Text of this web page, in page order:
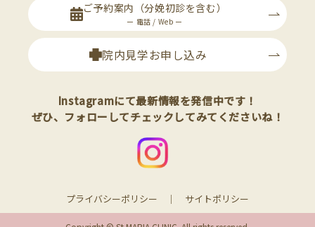
ご予約案内 （分娩初診を含む）
ー 電話 / Web ー
院内見学お申し込み
Instagramにて最新情報を発信中です！
ぜひ、フォローしてチェックしてみてくださいね！
プライバシーポリシー サイトポリシー